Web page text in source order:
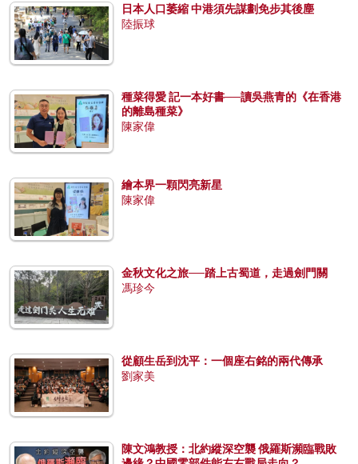
日本人口萎縮 中港須先謀劃免步其後塵
陸振球
種菜得愛 記一本好書──讀吳燕青的《在香港
的離島種菜》
陳家偉
繪本界一顆閃亮新星
陳家偉
金秋文化之旅──踏上古蜀道，走過劍門關
馮珍今
從顧生岳到沈平：一個座右銘的兩代傳承
劉家美
陳文鴻教授：北約縱深空襲 俄羅斯瀕臨戰敗